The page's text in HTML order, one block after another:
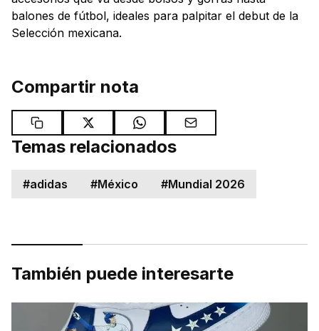
balones de fútbol, ideales para palpitar el debut de la
Selección mexicana.
Compartir nota
Temas relacionados
#adidas #México #Mundial 2026
También puede interesarte